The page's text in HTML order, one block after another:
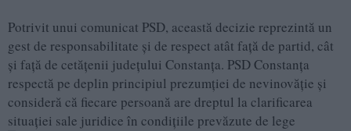
Potrivit unui comunicat PSD, această decizie reprezintă un
gest de responsabilitate și de respect atât față de partid, cât
și față de cetățenii județului Constanța. PSD Constanța
respectă pe deplin principiul prezumției de nevinovăție și
consideră că fiecare persoană are dreptul la clarificarea
situației sale juridice în condițiile prevăzute de lege